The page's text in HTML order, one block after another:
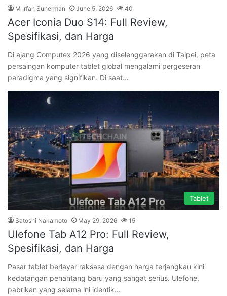
M Irfan Suherman June 5, 2026 40
Acer Iconia Duo S14: Full Review,
Spesifikasi, dan Harga
Di ajang Computex 2026 yang diselenggarakan di Taipei, peta
persaingan komputer tablet global mengalami pergeseran
paradigma yang signifikan. Di saat…
Tablet
Satoshi Nakamoto May 29, 2026 15
Ulefone Tab A12 Pro: Full Review,
Spesifikasi, dan Harga
Pasar tablet berlayar raksasa dengan harga terjangkau kini
kedatangan penantang baru yang sangat serius. Ulefone,
pabrikan yang selama ini identik…